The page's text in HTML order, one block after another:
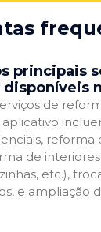
principais
de
aplicativo
reforma
de interiores
etc.),
e ampliação